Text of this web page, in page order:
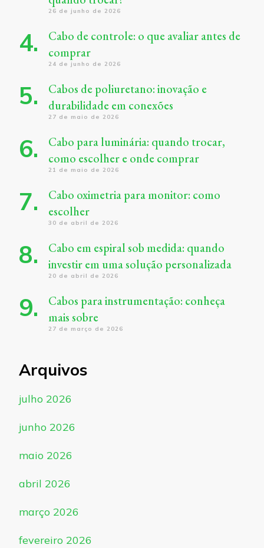
26 de junho de 2026
Cabo de controle: o que avaliar antes de
comprar
24 de junho de 2026
Cabos de poliuretano: inovação e
durabilidade em conexões
27 de maio de 2026
Cabo para luminária: quando trocar,
como escolher e onde comprar
21 de maio de 2026
Cabo oximetria para monitor: como
escolher
30 de abril de 2026
Cabo em espiral sob medida: quando
investir em uma solução personalizada
20 de abril de 2026
Cabos para instrumentação: conheça
mais sobre
27 de março de 2026
Arquivos
julho 2026
junho 2026
maio 2026
abril 2026
março 2026
fevereiro 2026